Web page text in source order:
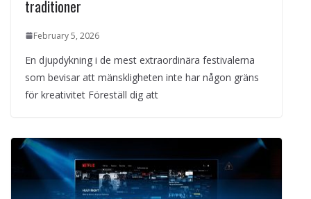
traditioner
February 5, 2026
En djupdykning i de mest extraordinära festivalerna
som bevisar att mänskligheten inte har någon gräns
för kreativitet Föreställ dig att